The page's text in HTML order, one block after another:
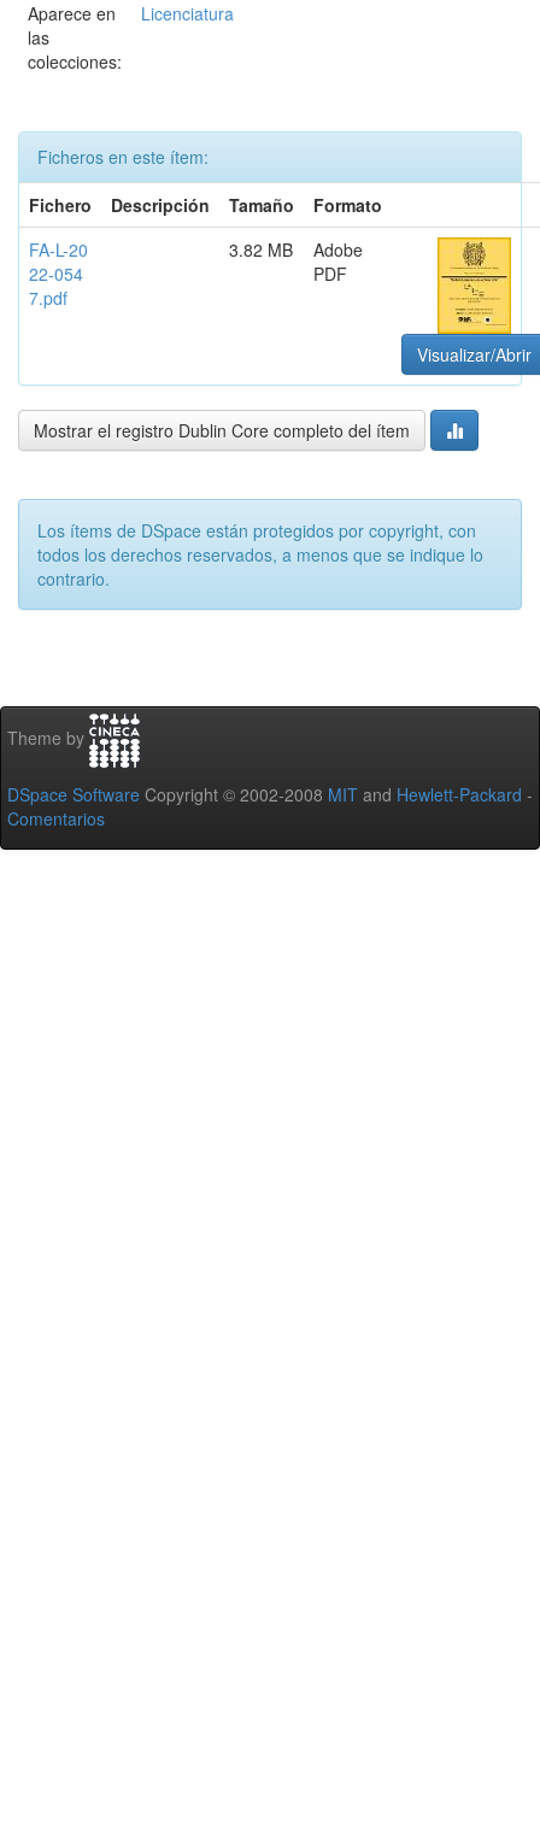
Aparece en
las
colecciones:
Licenciatura
Ficheros en este ítem:
Fichero
Descripción Tamaño
Formato
FA-L-20
22-054
7.pdf
3.82 MB
Adobe
PDF
Visualizar/Abrir
Mostrar el registro Dublin Core completo del ítem
Los ítems de DSpace están protegidos por copyright, con
todos los derechos reservados, a menos que se indique lo
contrario.
Theme by
DSpace Software Copyright © 2002-2008 MIT and Hewlett-Packard -
Comentarios